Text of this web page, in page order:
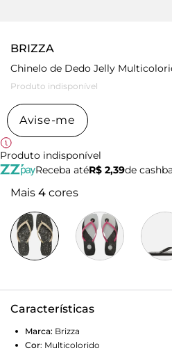
BRIZZA
Chinelo de Dedo Jelly
Produto indisponível
Avise-me
Produto indisponível
Receba atéR$ 2,39de
Mais 4 cores
Características
Marca: Brizza
Cor: Multicolorido